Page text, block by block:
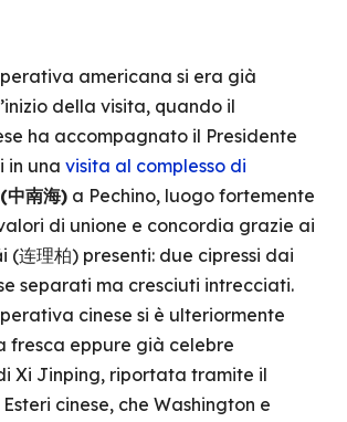
americana si era già
della visita, quando il
ha accompagnato il Presidente
in una visita al complesso di
(中南海) a Pechino, luogo fortemente
di unione e concordia grazie ai
(连理柏) presenti: due cipressi dai
separati ma cresciuti intrecciati.
cinese si è ulteriormente
fresca eppure già celebre
Xi Jinping, riportata tramite il
cinese, che Washington e